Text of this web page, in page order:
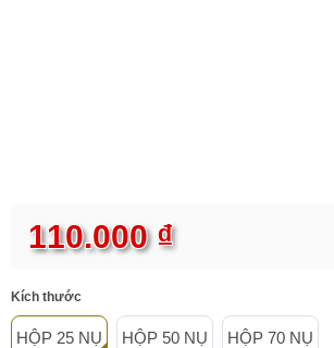
110.000 ₫
Kích thước
HỘP 25 NỤ HỘP 50 NỤ HỘP 70 NỤ